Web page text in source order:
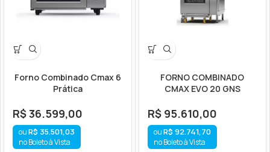
Forno Combinado Cmax 6
Prática
R$36.599,00
R$ 35.501,03
no Boleto à Vista
FORNO COMBINADO
CMAX EVO 20 GNS
R$95.610,00
R$ 92.741,70
no Boleto à Vista